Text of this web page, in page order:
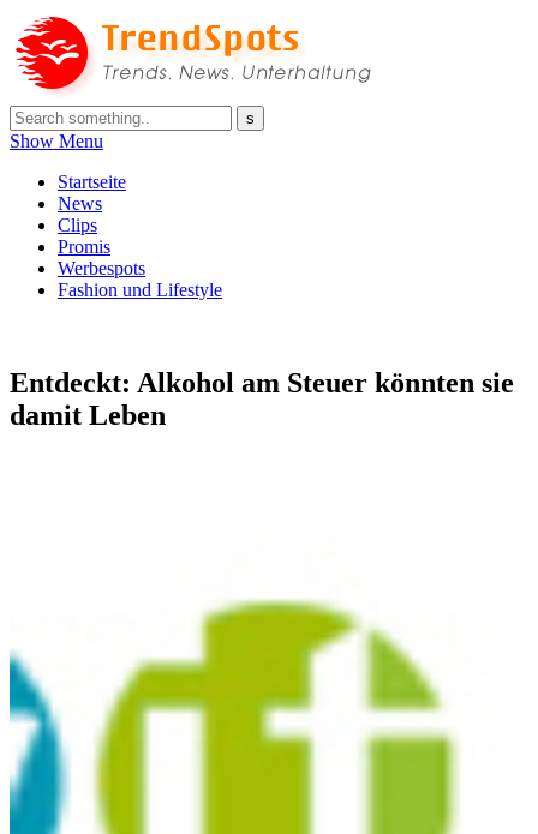
Show Menu
Startseite
News
Clips
Promis
Werbespots
Fashion und Lifestyle
Entdeckt: Alkohol am Steuer könnten sie
damit Leben